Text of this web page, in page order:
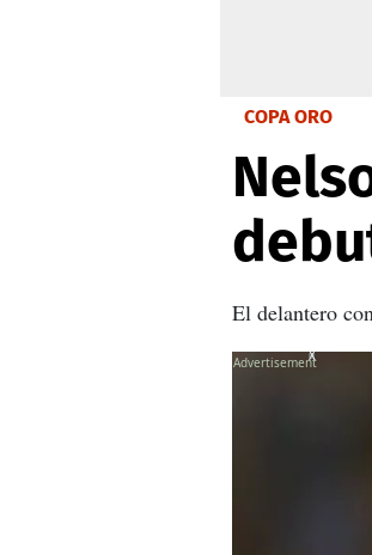
COPA ORO
El delantero
X